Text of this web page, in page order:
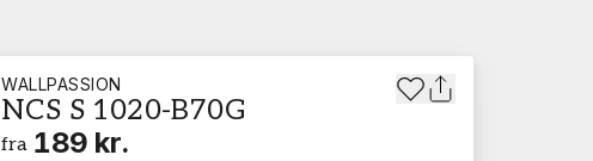
WALLPASSION
NCS S 1020-B70G
fra 189 kr.